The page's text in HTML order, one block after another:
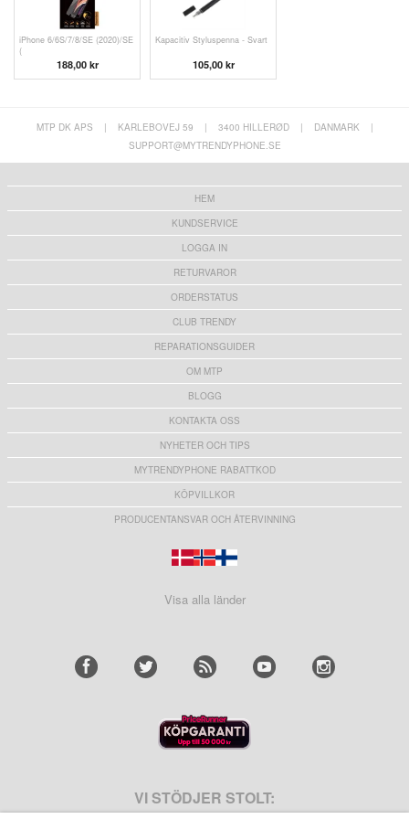
iPhone 6/6S/7/8/SE (2020)/SE
(
188,00 kr
Kapacitiv Styluspenna - Svart
105,00 kr
MTP DK APS | KARLEBOVEJ 59 | 3400 HILLERØD | DANMARK
|
SUPPORT@MYTRENDYPHONE.SE
HEM
KUNDSERVICE
LOGGA IN
RETURVAROR
ORDERSTATUS
CLUB TRENDY
REPARATIONSGUIDER
OM MTP
BLOGG
KONTAKTA OSS
NYHETER OCH TIPS
MYTRENDYPHONE RABATTKOD
KÖPVILLKOR
PRODUCENTANSVAR OCH ÅTERVINNING
Visa alla länder
VI STÖDJER STOLT: